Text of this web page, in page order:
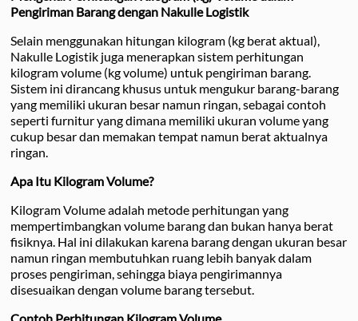
Pengiriman Barang dengan Nakulle Logistik
Selain menggunakan hitungan kilogram (kg berat aktual),
Nakulle Logistik juga menerapkan sistem perhitungan
kilogram volume (kg volume) untuk pengiriman barang.
Sistem ini dirancang khusus untuk mengukur barang-barang
yang memiliki ukuran besar namun ringan, sebagai contoh
seperti furnitur yang dimana memiliki ukuran volume yang
cukup besar dan memakan tempat namun berat aktualnya
ringan.
Apa Itu Kilogram Volume?
Kilogram Volume adalah metode perhitungan yang
mempertimbangkan volume barang dan bukan hanya berat
fisiknya. Hal ini dilakukan karena barang dengan ukuran besar
namun ringan membutuhkan ruang lebih banyak dalam
proses pengiriman, sehingga biaya pengirimannya
disesuaikan dengan volume barang tersebut.